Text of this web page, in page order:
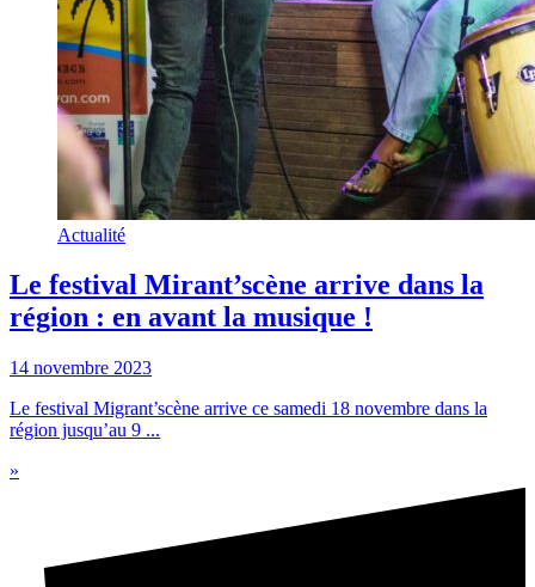
Actualité
Le festival Mirant’scène arrive dans la
région : en avant la musique !
14 novembre 2023
Le festival Migrant’scène arrive ce samedi 18 novembre dans la
région jusqu’au 9 ...
»